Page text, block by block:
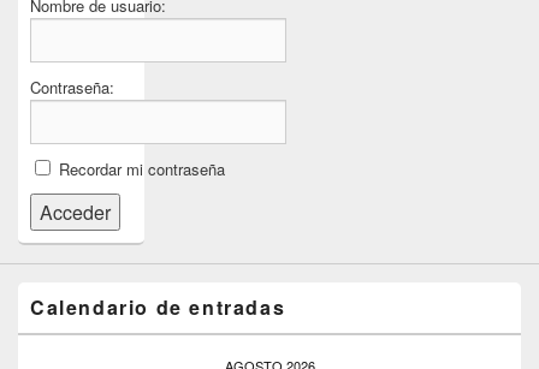
Nombre de usuario:
Contraseña:
Recordar mi contraseña
Acceder
Calendario de entradas
AGOSTO 2026